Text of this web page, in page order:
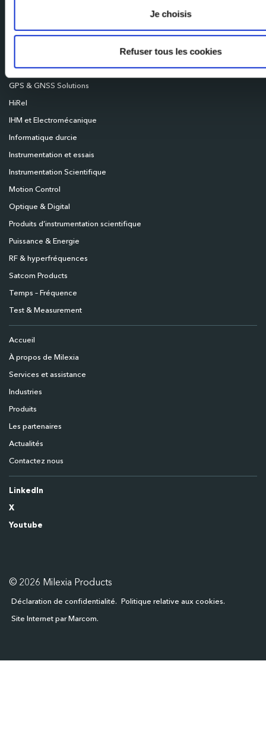
Je choisis
Refuser tous les cookies
Broadcast
Connectivité
GPS & GNSS Solutions
HiRel
IHM et Electromécanique
Informatique durcie
Instrumentation et essais
Instrumentation Scientifique
Motion Control
Optique & Digital
Produits d’instrumentation scientifique
Puissance & Energie
RF & hyperfréquences
Satcom Products
Temps – Fréquence
Test & Measurement
Accueil
À propos de Milexia
Services et assistance
Industries
Produits
Les partenaires
Actualités
Contactez nous
LinkedIn
X
Youtube
© 2026 Milexia Products
Déclaration de confidentialité Politique relative aux cookies
Site Internet par Marcom